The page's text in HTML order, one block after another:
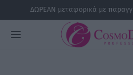
ΔΩΡΕΑΝ μεταφορικά με